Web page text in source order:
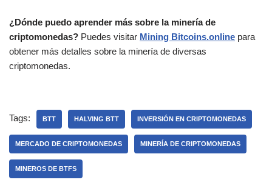
¿Dónde puedo aprender más sobre la minería de
criptomonedas? Puedes visitar Mining Bitcoins.online para
obtener más detalles sobre la minería de diversas
criptomonedas.
Tags: BTT HALVING BTT INVERSIÓN EN CRIPTOMONEDAS
MERCADO DE CRIPTOMONEDAS MINERÍA DE CRIPTOMONEDAS
MINEROS DE BTFS